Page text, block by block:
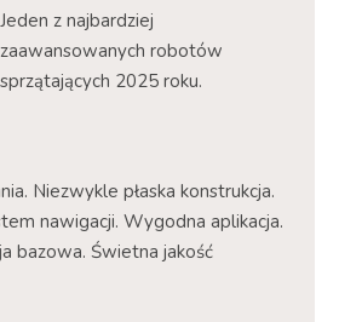
Jeden z najbardziej
zaawansowanych robotów
sprzątających 2025 roku.
Niezwykle płaska konstrukcja.
nawigacji. Wygodna aplikacja.
bazowa. Świetna jakość